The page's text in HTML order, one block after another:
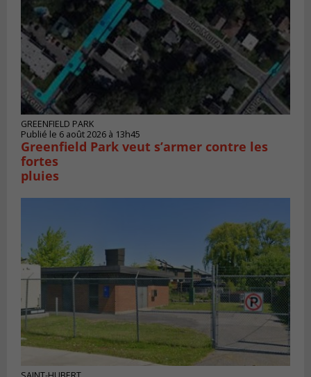
GREENFIELD PARK
Publié le 6 août 2026 à 13h45
Greenfield Park veut s’armer contre les
fortes
pluies